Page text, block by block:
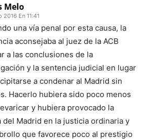
Melo
2016 En 11:41
una vía penal por esta causa, la
aconsejaba al juez de la ACB
a las conclusiones de la
y la sentencia judicial en lugar
a condenar al Madrid sin
Hacerlo hubiera sido poco menos
y hubiera provocado la
del Madrid en la justicia ordinaria y
que favorece poco al prestigio